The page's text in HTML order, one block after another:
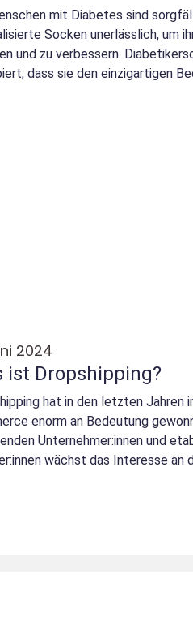
mit Diabetes sind
Socken unerlässlich, um
und zu verbessern.
dass sie den einzigartigen
2024
ist Dropshipping?
hat in den letzten Jahren
enorm an Bedeutung
Unternehmer:innen und
wächst das Interesse an